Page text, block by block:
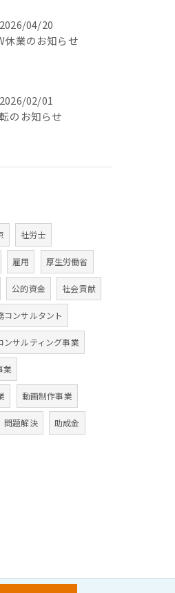
2026/04/20
休業のお知らせ
2026/02/01
のお知らせ
社労士
雇用 厚生労働省
公的資金 社会貢献
コンサルタント
ンサルティング事業
業
動画制作事業
問題解決 助成金